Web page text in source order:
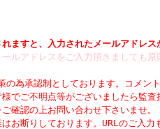
ますと、入力されたメールアドレス
ールアドレスをご入力頂きましても
の為承認制としております。コメン
でご不明点等がございましたら監
確認の上お問い合わせ下さいませ。
お断りしております。URLのご入力